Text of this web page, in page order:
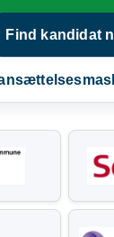
Find kandidat